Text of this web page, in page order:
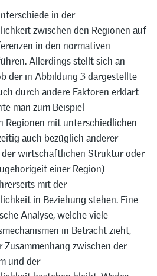
in der
zwischen den Regionen auf
in den normativen
Allerdings stellt sich an
der in Abbildung 3 dargestellte
durch andere Faktoren erklärt
man zum Beispiel
Regionen mit unterschiedlichen
auch bezüglich anderer
der wirtschaftlichen Struktur oder
einer Region)
mit der
in Beziehung stehen. Eine
Analyse, welche viele
in Betracht zieht,
Zusammenhang zwischen der
und der